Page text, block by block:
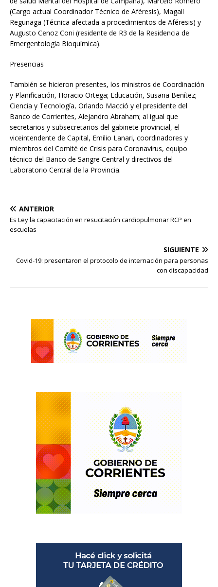
(Cargo actual Coordinador Técnico de Aféresis), Magalí
Regunaga (Técnica afectada a procedimientos de Aféresis) y
Augusto Cenoz Coni (residente de R3 de la Residencia de
Emergentología Bioquímica).
Presencias
También se hicieron presentes, los ministros de Coordinación
y Planificación, Horacio Ortega; Educación, Susana Benítez;
Ciencia y Tecnología, Orlando Macció y el presidente del
Banco de Corrientes, Alejandro Abraham; al igual que
secretarios y subsecretarios del gabinete provincial, el
viceintendente de Capital, Emilio Lanari, coordinadores y
miembros del Comité de Crisis para Coronavirus, equipo
técnico del Banco de Sangre Central y directivos del
Laboratorio Central de la Provincia.
ANTERIOR
Es Ley la capacitación en resucitación cardiopulmonar RCP en
escuelas
SIGUIENTE
Covid-19: presentaron el protocolo de internación para personas
con discapacidad